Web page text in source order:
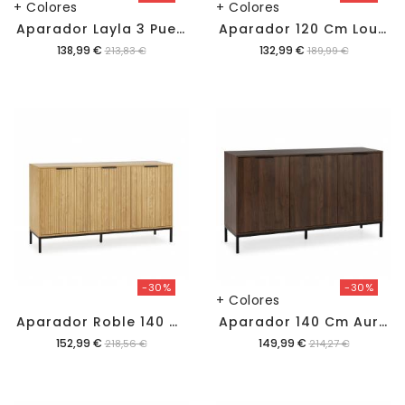
+ Colores
A
Parador Layla 3 Puertas
Precio
138,99 € 213,83 €
+ Colores
A
Parador 120 Cm Louise
Precio
132,99 € 189,99 €
-30%
A
Parador Roble 140 Cm Rachele
Precio
152,99 € 218,56 €
+ Colores
-30%
A
Parador 140 Cm Auran
Precio
149,99 € 214,27 €